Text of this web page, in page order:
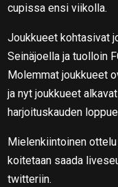
cupissa ensi viikolla.
Joukkueet kohtasivat
Seinäjoella ja tuolloin
Molemmat joukkueet
ja nyt joukkueet
harjoituskauden
Mielenkiintoinen
koitetaan saada
twitteriin.